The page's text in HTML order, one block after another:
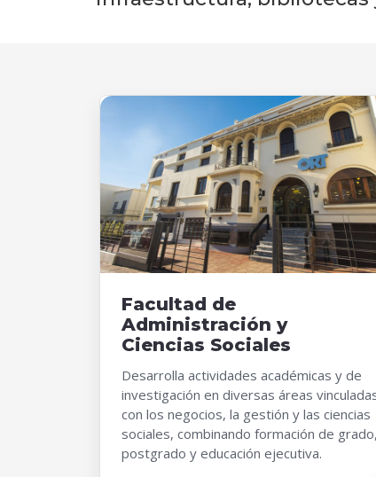
Facultad de
Administración y
Ciencias Sociales
Desarrolla actividades académicas y de
investigación en diversas áreas
con los negocios, la gestión y las ciencias
sociales, combinando formación de grado,
postgrado y educación ejecutiva.